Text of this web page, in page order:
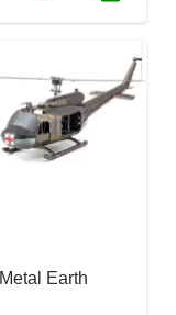
Metal Earth